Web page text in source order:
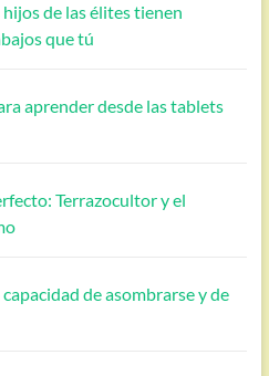
de las élites tienen
que tú
aprender desde las tablets
Terrazocultor y el
de asombrarse y de